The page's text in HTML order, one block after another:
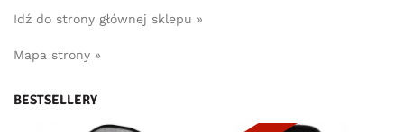
Idź do strony głównej sklepu »
Mapa strony »
BESTSELLERY